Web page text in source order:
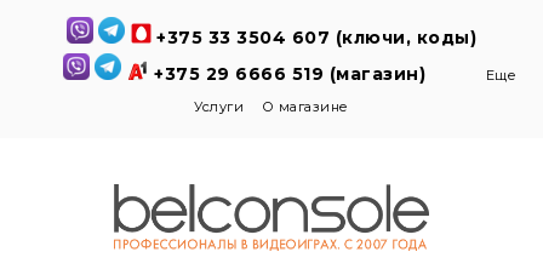
+375 33 3504 607 (ключи, коды)
+375 29 6666 519 (магазин)
Еще
Услуги
О магазине